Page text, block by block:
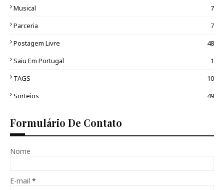
Musical
7
Parceria
7
Postagem Livre
48
Saiu Em Portugal
1
TAGS
10
Sorteios
49
Formulário De Contato
Nome
E-mail *